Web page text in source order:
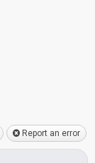
Report an error